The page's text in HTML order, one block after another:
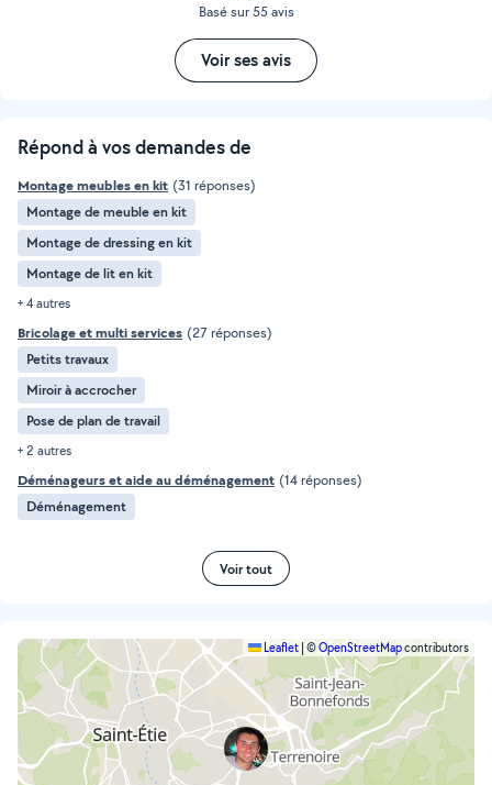
Basé sur 55 avis
Voir ses avis
Répond à vos demandes de
Montage meubles en kit (31 réponses)
Montage de meuble en kit
Montage de dressing en kit
Montage de lit en kit
+ 4 autres
Bricolage et multi services (27 réponses)
Petits travaux
Miroir à accrocher
Pose de plan de travail
+ 2 autres
Déménageurs et aide au déménagement (14 réponses)
Déménagement
Voir tout
Leaflet ©OpenStreetMapcontributors